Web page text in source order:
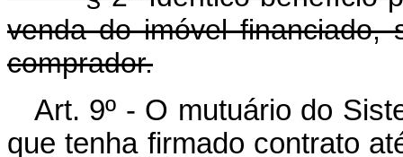
venda do imóvel financiado,
comprador.
Art. 9º - O mutuário do
que tenha firmado contrato